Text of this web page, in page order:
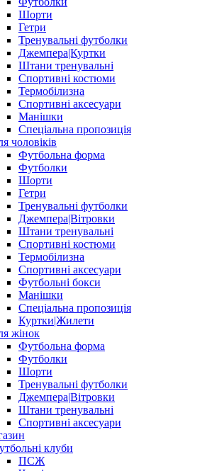
Шорти
Гетри
Тренувальні футболки
Джемпера|Куртки
Штани тренувальні
Спортивні костюми
Термобілизна
Спортивні аксесуари
Манішки
Спеціальна пропозиція
чоловіків
Футбольна форма
Футболки
Шорти
Гетри
Тренувальні футболки
Джемпера|Вітровки
Штани тренувальні
Спортивні костюми
Термобілизна
Спортивні аксесуари
Футбольні бокси
Манішки
Спеціальна пропозиція
Куртки|Жилети
жінок
Футбольна форма
Футболки
Шорти
Тренувальні футболки
Джемпера|Вітровки
Штани тренувальні
Спортивні аксесуари
клуби
ПСЖ